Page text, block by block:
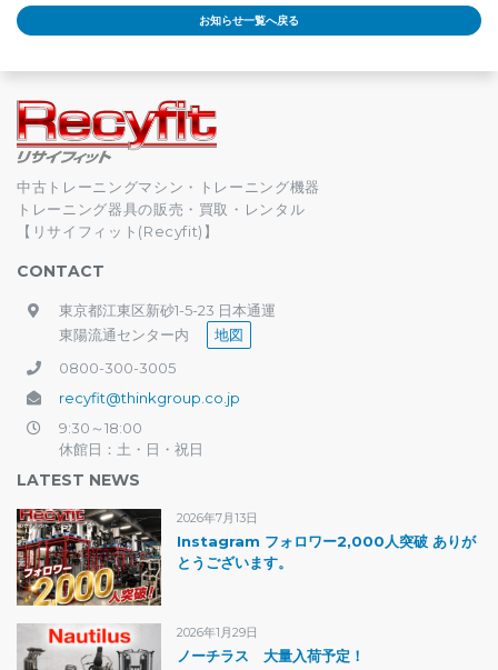
お知らせ一覧へ戻る
中古トレーニングマシン・トレーニング機器
トレーニング器具の販売・買取・レンタル
【リサイフィット(Recyfit)】
CONTACT
東京都江東区新砂1-5-23 日本通運
東陽流通センター内
地図
0800-300-3005
recyfit@thinkgroup.co.jp
9:30～18:00
休館日：土・日・祝日
LATEST NEWS
2026年7月13日
Instagram フォロワー2,000人突破 ありが
とうございます。
2026年1月29日
ノーチラス 大量入荷予定！